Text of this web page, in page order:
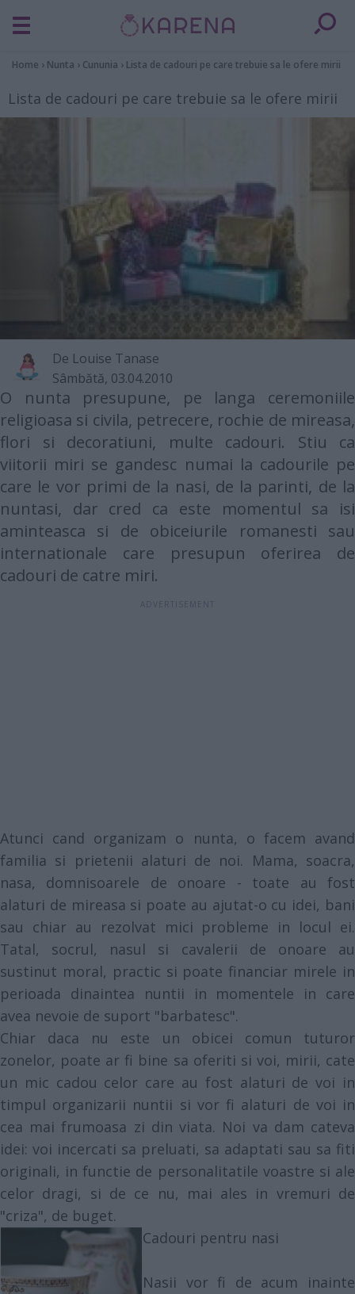
Home › Nunta › Cununia › Lista de cadouri pe care trebuie sa le ofere mirii
Lista de cadouri pe care trebuie sa le ofere mirii
De Louise Tanase
Sâmbătă, 03.04.2010
O nunta presupune, pe langa ceremoniile
religioasa si civila, petrecere, rochie de mireasa,
flori si decoratiuni, multe cadouri. Stiu ca
viitorii miri se gandesc numai la cadourile pe
care le vor primi de la nasi, de la parinti, de la
nuntasi, dar cred ca este momentul sa isi
aminteasca si de obiceiurile romanesti sau
internationale care presupun oferirea de
cadouri de catre miri.
Atunci cand organizam o nunta, o facem avand
familia si prietenii alaturi de noi. Mama, soacra,
nasa, domnisoarele de onoare - toate au fost
alaturi de mireasa si poate au ajutat-o cu idei, bani
sau chiar au rezolvat mici probleme in locul ei.
Tatal, socrul, nasul si cavalerii de onoare au
sustinut moral, practic si poate financiar mirele in
perioada dinaintea nuntii in momentele in care
avea nevoie de suport "barbatesc".
Chiar daca nu este un obicei comun tuturor
zonelor, poate ar fi bine sa oferiti si voi, mirii, cate
un mic cadou celor care au fost alaturi de voi in
timpul organizarii nuntii si vor fi alaturi de voi in
cea mai frumoasa zi din viata. Noi va dam cateva
idei: voi incercati sa preluati, sa adaptati sau sa fiti
originali, in functie de personalitatile voastre si ale
celor dragi, si de ce nu, mai ales in vremuri de
"criza", de buget.
Cadouri pentru nasi
Nasii vor fi de acum inainte